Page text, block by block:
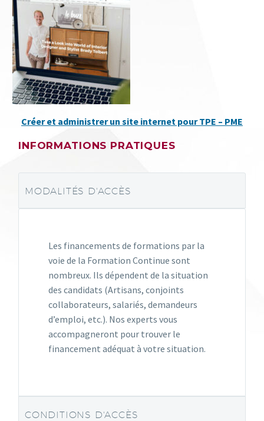
Créer et administrer un site internet pour TPE – PME
INFORMATIONS PRATIQUES
MODALITÉS D'ACCÈS
Les financements de formations par la
voie de la Formation Continue sont
nombreux. Ils dépendent de la situation
des candidats (Artisans, conjoints
collaborateurs, salariés, demandeurs
d’emploi, etc.). Nos experts vous
accompagneront pour trouver le
financement adéquat à votre situation.
CONDITIONS D'ACCÈS